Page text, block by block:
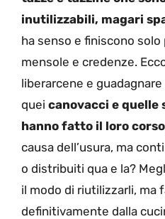
inutilizzabili, magari
ha senso e finiscono
mensole e credenze.
liberarcene e
quei canovacci e quelle
hanno fatto il loro
causa dell’usura, ma
o distribuiti qua e la?
il modo di riutilizzarli, ma
definitivamente dalla